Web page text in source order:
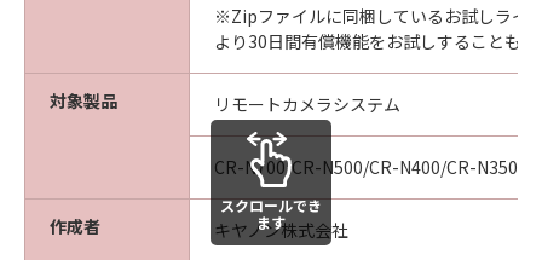
バグの修正またはサポートの提供ついて、
いかなる責任も負うものではありません。
保証の否認・免責
(1) 「許諾ソフトウェア」は、『現状有姿
（AS-IS）』の状態で使用許諾されます。キ
ヤノン、キヤノンの子会社、キヤノンの関
連会社、それらの販売代理店または販売店
ならびにキヤノンのライセンサーは、「許
※Zipファイルに同梱しているお試しライ
より30日間有償機能をお試しすることも
対象製品 リモートカメラシステム
CR-N700/CR-N500/CR-N400/CR-N350/
作成者 キヤノン株式会社
スクロールでき
ます